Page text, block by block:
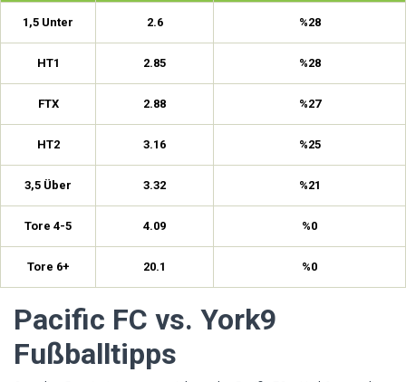
1,5 Unter 2.6 %28
HT1 2.85 %28
FTX 2.88 %27
HT2 3.16 %25
3,5 Über 3.32 %21
Tore 4-5 4.09 %0
Tore 6+ 20.1 %0
Pacific FC vs. York9
Fußballtipps